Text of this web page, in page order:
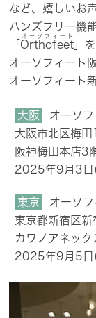
など、嬉しい​お
ハンズフリー機
「Orthofeet
オーソフィート
」
オーソフィート
オーソフィート
大阪
オーソ
大阪市北区梅
阪神梅田本店3
2025年9月3日
東京
オーソ
東京都新宿区
カワノアネッ
2025年9月5日